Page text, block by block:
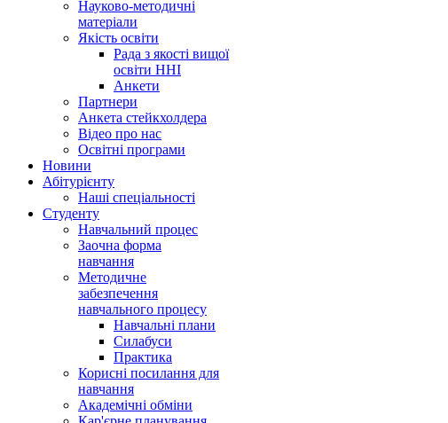
Науково-методичні
матеріали
Якість освіти
Рада з якості вищої
освіти ННІ
Анкети
Партнери
Анкета стейкхолдера
Відео про нас
Освітні програми
Hовини
Абітурієнту
Наші спеціальності
Студенту
Навчальний процес
Заочна форма
навчання
Методичне
забезпечення
навчального процесу
Навчальні плани
Силабуси
Практика
Корисні посилання для
навчання
Академічні обміни